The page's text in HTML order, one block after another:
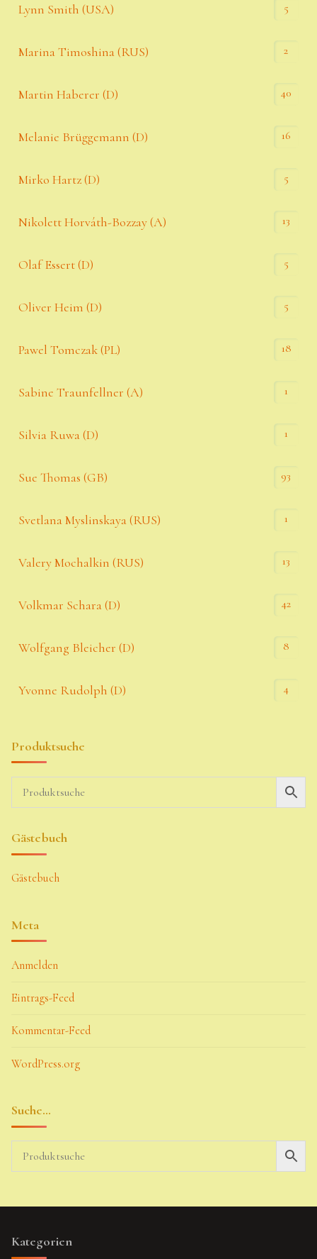
Lynn Smith (USA) 5
Marina Timoshina (RUS) 2
Martin Haberer (D) 40
Melanie Brüggemann (D) 16
Mirko Hartz (D) 5
Nikolett Horváth-Bozzay (A) 13
Olaf Essert (D) 5
Oliver Heim (D) 5
Pawel Tomczak (PL) 18
Sabine Traunfellner (A) 1
Silvia Ruwa (D) 1
Sue Thomas (GB) 93
Svetlana Myslinskaya (RUS) 1
Valery Mochalkin (RUS) 13
Volkmar Schara (D) 42
Wolfgang Bleicher (D) 8
Yvonne Rudolph (D) 4
Produktsuche
Gästebuch
Gästebuch
Meta
Anmelden
Eintrags-Feed
Kommentar-Feed
WordPress.org
Suche…
Kategorien